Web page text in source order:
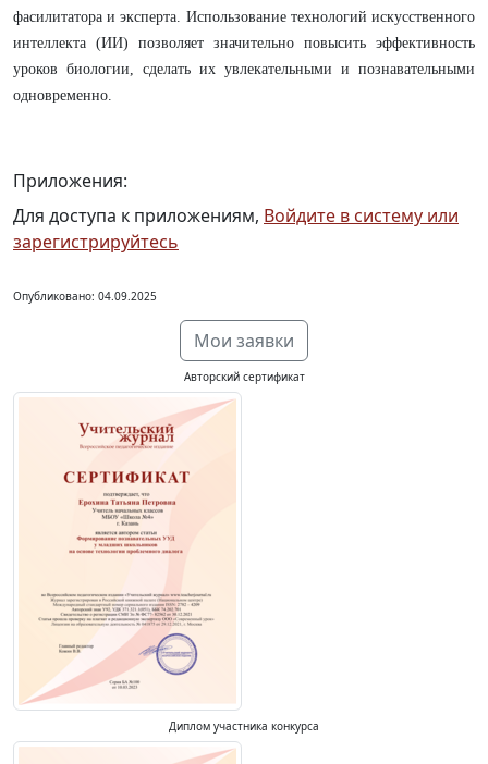
фасилитатора и эксперта. Использование технологий искусственного
интеллекта (ИИ) позволяет значительно повысить эффективность
уроков биологии, сделать их увлекательными и познавательными
одновременно.
Приложения:
Для доступа к приложениям, Войдите в систему или
зарегистрируйтесь
Опубликовано: 04.09.2025
Мои заявки
Авторский сертификат
Диплом участника конкурса